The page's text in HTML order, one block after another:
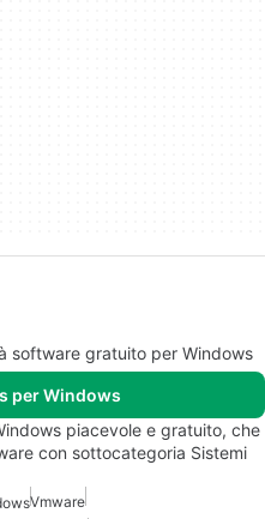
software gratuito per Windows
per Windows
piacevole e gratuito, che
con sottocategoria Sistemi
Vmware